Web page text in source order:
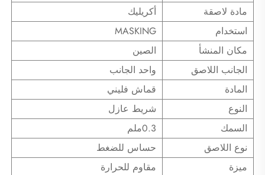
مادة لاصقة
أكريليك
استخدام
MASKING
مكان المنشأ
الصين
الجانب اللاصق
واحد الجانب
المادة
قماش فليني
النوع
شريط عازل
السمك
0.3ملم
نوع اللاصق
حساس للضغط
ميزة
مقاوم للحرارة